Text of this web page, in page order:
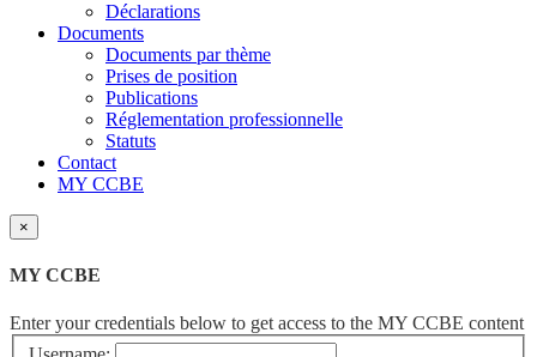
Déclarations
Documents
Documents par thème
Prises de position
Publications
Réglementation professionnelle
Statuts
Contact
MY CCBE
×
MY CCBE
Enter your credentials below to get access to the MY CCBE content